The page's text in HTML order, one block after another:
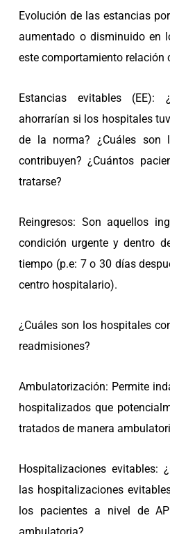
Evolución de las estancias
aumentado o disminuido en
este comportamiento relación
Estancias evitables (EE):
ahorrarían si los hospitales
de la norma? ¿Cuáles son
contribuyen? ¿Cuántos
tratarse?
Reingresos: Son aquellos
condición urgente y dentro
tiempo (p.e: 7 o 30 días
centro hospitalario).
¿Cuáles son los hospitales
readmisiones?
Ambulatorización: Permite
hospitalizados que
tratados de manera
Hospitalizaciones evitables:
las hospitalizaciones
los pacientes a nivel de